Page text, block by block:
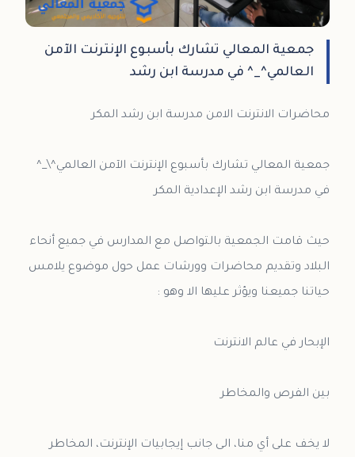
جمعية المعالي تشارك بأسبوع الإنترنت الآمن
العالمي^_^ في مدرسة ابن رشد
جمعية المعالي تشارك بأسبوع الإنترنت الآمن العالمي^\_^
حيث قامت الجمعية بالتواصل مع المدارس في جميع أنحاء
البلاد وتقديم محاضرات وورشات عمل حول موضوع يلامس
لا يخف على أي منا، الى جانب إيجابيات الإنترنت، المخاطر